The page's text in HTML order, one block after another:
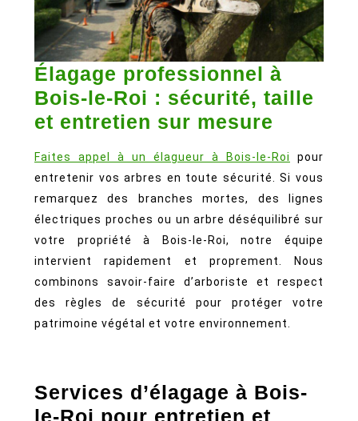
Élagage professionnel à
Bois-le-Roi : sécurité, taille
et entretien sur mesure
à
Bois-
le-
Roi
:
taille
sur
Faites appel à un élagueur à Bois-le-Roi
pour
entretenir vos arbres en toute sécurité. Si vous
remarquez des branches mortes, des lignes
électriques proches ou un arbre déséquilibré sur
votre propriété à Bois-le-Roi, notre équipe
intervient rapidement et proprement. Nous
combinons savoir-faire d’arboriste et respect
des règles de sécurité pour protéger votre
patrimoine végétal et votre environnement.
Services d’élagage à Bois-